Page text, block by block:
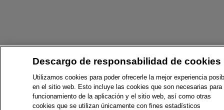
Descargo de responsabilidad de cookies
Utilizamos cookies para poder ofrecerle la mejor experiencia
en el sitio web. Esto incluye las cookies que son necesarias para
funcionamiento de la aplicación y el sitio web, así como otras
cookies que se utilizan únicamente con fines estadísticos